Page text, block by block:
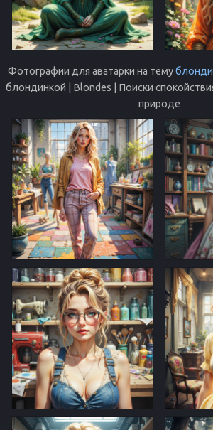
Фотографии для аватарки на тему
блондинкой | Blondes | Поиски
природе